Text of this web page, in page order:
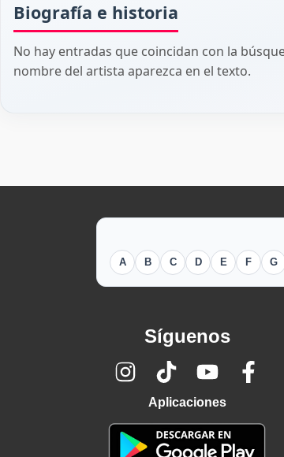
Biografía e historia
No hay entradas que coincidan con la
nombre del artista aparezca en el texto.
A B C D E F G
Síguenos
Aplicaciones